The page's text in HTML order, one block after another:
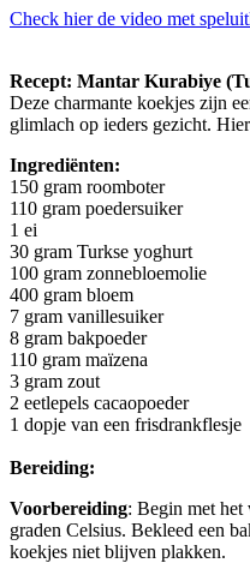
Check hier de video met
Recept: Mantar Kurabiye
Deze charmante koekjes zijn
glimlach op ieders gezicht.
Ingrediënten:
150 gram roomboter
110 gram poedersuiker
1 ei
30 gram Turkse yoghurt
100 gram zonnebloemolie
400 gram bloem
7 gram vanillesuiker
8 gram bakpoeder
110 gram maïzena
3 gram zout
2 eetlepels cacaopoeder
1 dopje van een frisdrankflesje
Bereiding:
Voorbereiding: Begin met
graden Celsius. Bekleed een
koekjes niet blijven plakken.